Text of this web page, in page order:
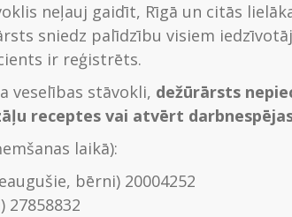
neļauj gaidīt, Rīgā un citās
sniedz palīdzību visiem
ir reģistrēts.
veselības stāvokli, dežūrārsts
receptes vai atvērt
laikā):
bērni) 20004252